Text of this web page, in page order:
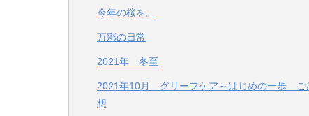
今年の桜を。
万彩の日常
2021年 冬至
2021年10月 グリーフケア～はじめの一歩 ご
想